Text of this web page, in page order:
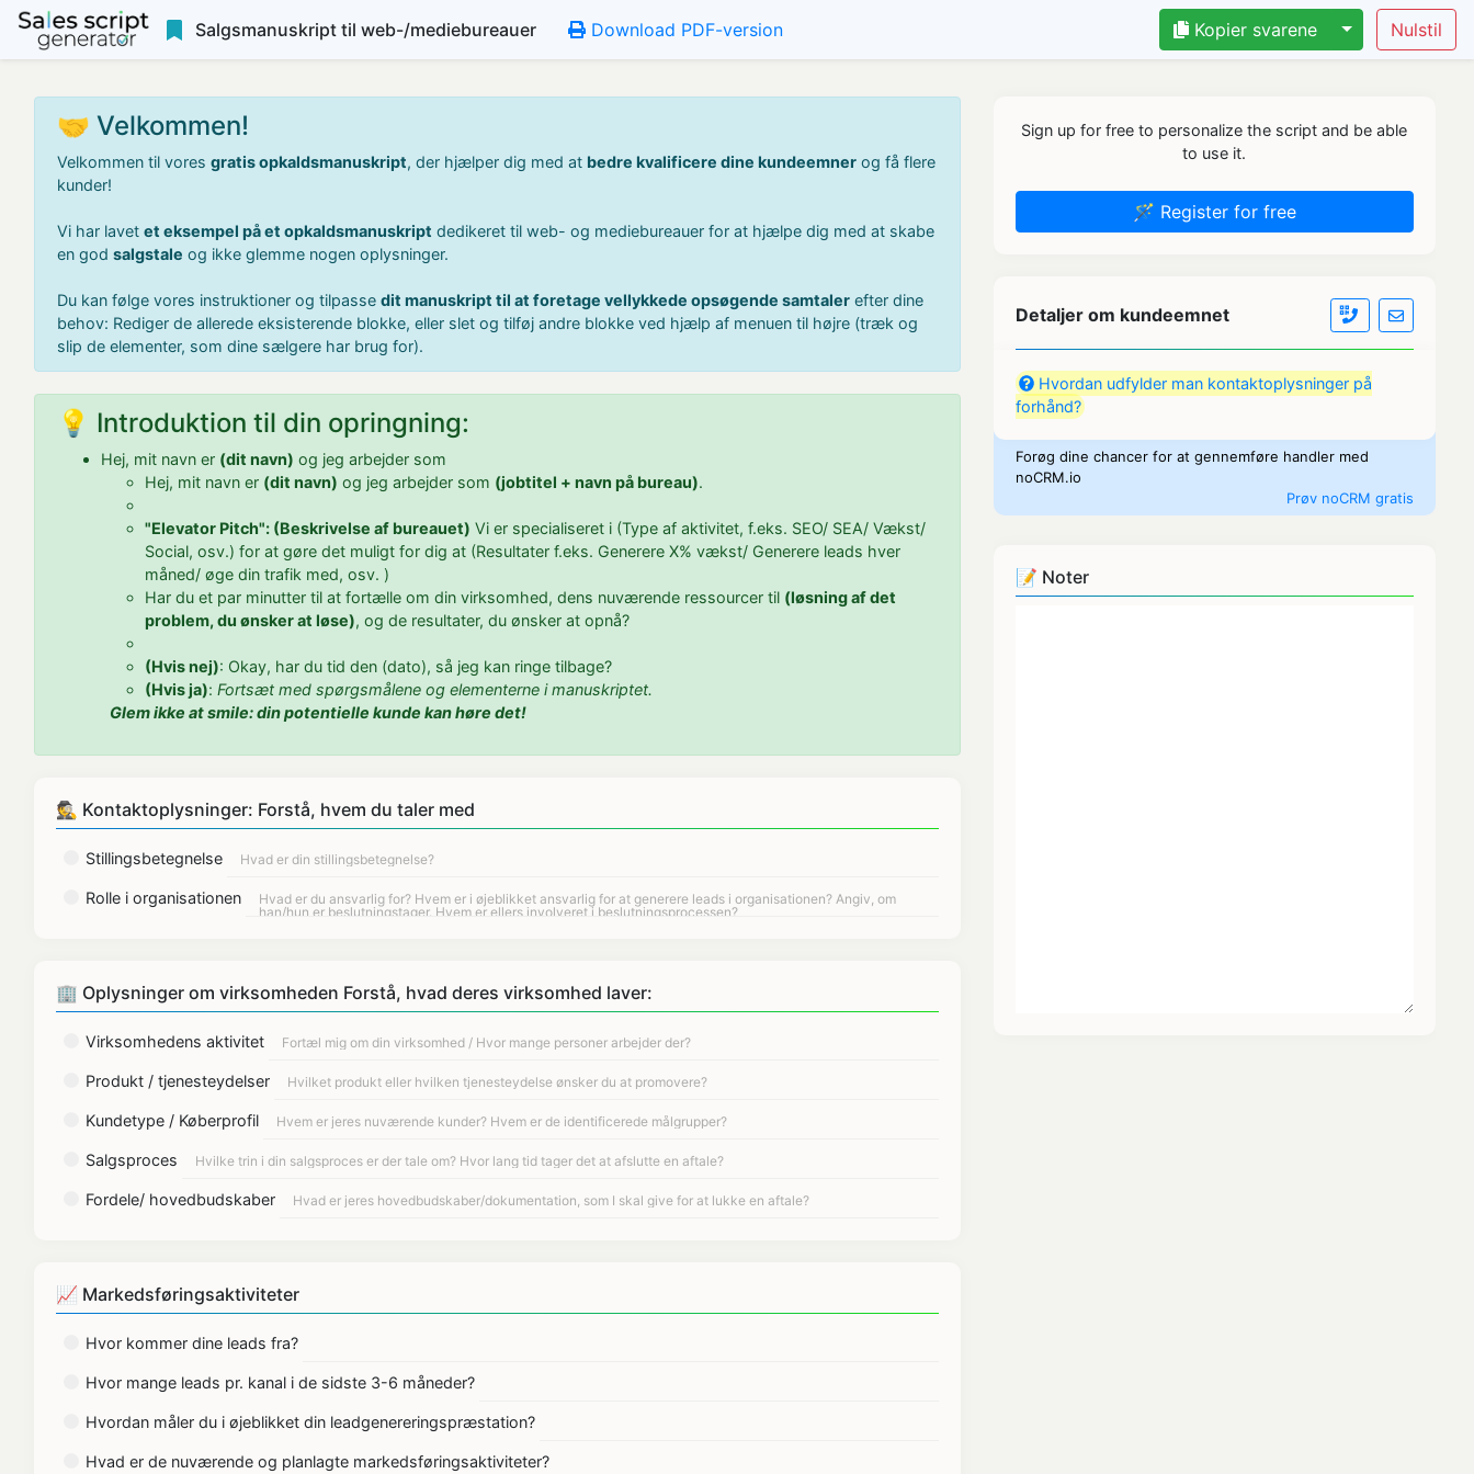
Salgsmanuskript til web-/mediebureauer Download PDF-version Kopier svarene
🤝 Velkommen!
Velkommen til vores gratis opkaldsmanuskript, der hjælper dig med at bedre kvalificere dine kundeemner og få flere
kunder!
Vi har lavet et eksempel på et opkaldsmanuskript dedikeret til web- og mediebureauer for at hjælpe dig med at skabe
en god salgstale og ikke glemme nogen oplysninger.
Du kan følge vores instruktioner og tilpasse dit manuskript til at foretage vellykkede opsøgende samtaler efter dine
behov: Rediger de allerede eksisterende blokke, eller slet og tilføj andre blokke ved hjælp af menuen til højre (træk og
slip de elementer, som dine sælgere har brug for).
💡 Introduktion til din opringning:
Hej, mit navn er (dit navn) og jeg arbejder som
Hej, mit navn er (dit navn) og jeg arbejder som (jobtitel + navn på bureau).
"Elevator Pitch": (Beskrivelse af bureauet) Vi er specialiseret i (Type af aktivitet, f.eks. SEO/ SEA/ Vækst/
Social, osv.) for at gøre det muligt for dig at (Resultater f.eks. Generere X% vækst/ Generere leads hver
måned/ øge din trafik med, osv. )
Har du et par minutter til at fortælle om din virksomhed, dens nuværende ressourcer til (løsning af det
problem, du ønsker at løse), og de resultater, du ønsker at opnå?
(Hvis nej): Okay, har du tid den (dato), så jeg kan ringe tilbage?
(Hvis ja): Fortsæt med spørgsmålene og elementerne i manuskriptet.
Glem ikke at smile: din potentielle kunde kan høre det!
🕵 Kontaktoplysninger: Forstå, hvem du taler med
Stillingsbetegnelse
Rolle i organisationen
🏢 Oplysninger om virksomheden Forstå, hvad deres virksomhed laver:
Virksomhedens aktivitet
Produkt / tjenesteydelser
Kundetype / Køberprofil
Salgsproces
Fordele/ hovedbudskaber
📈 Markedsføringsaktiviteter
Hvor kommer dine leads fra?
Hvor mange leads pr. kanal i de sidste 3-6 måneder?
Hvordan måler du i øjeblikket din leadgenereringspræstation?
Hvad er de nuværende og planlagte markedsføringsaktiviteter?
Sign up for free to personalize the script and be able
to use it.
🪄 Register for free
Detaljer om kundeemnet
Hvordan udfylder man kontaktoplysninger på
forhånd?
Forøg dine chancer for at gennemføre handler med
noCRM.io
Prøv noCRM gratis
📝 Noter